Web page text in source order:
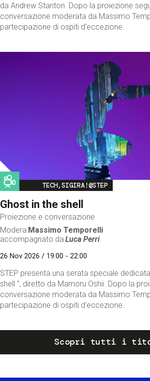
da Andrew Stanton. Dopo la proiezione
conversazione moderata da Massimo
partecipazione di ospiti d'eccezione.
Image
TECH,SIGIRA!@STEP
Ghost in the shell
Proiezione e conversazione
Modera Massimo Temporelli
accompagnato da Luca Perri
26 Nov 2026 / 19:00 - 22:00
STEP presenta una serata speciale
shell ", diretto da Mamoru Oshii. Dopo la
conversazione moderata da Massimo
partecipazione di ospiti d'eccezione.
Scopri tutti i